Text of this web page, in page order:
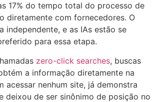
17% do tempo total do processo de
diretamente com fornecedores. O
independente, e as IAs estão se
para essa etapa.
zero-click searches, buscas
a informação diretamente na
acessar nenhum site, já demonstra
deixou de ser sinônimo de posição no